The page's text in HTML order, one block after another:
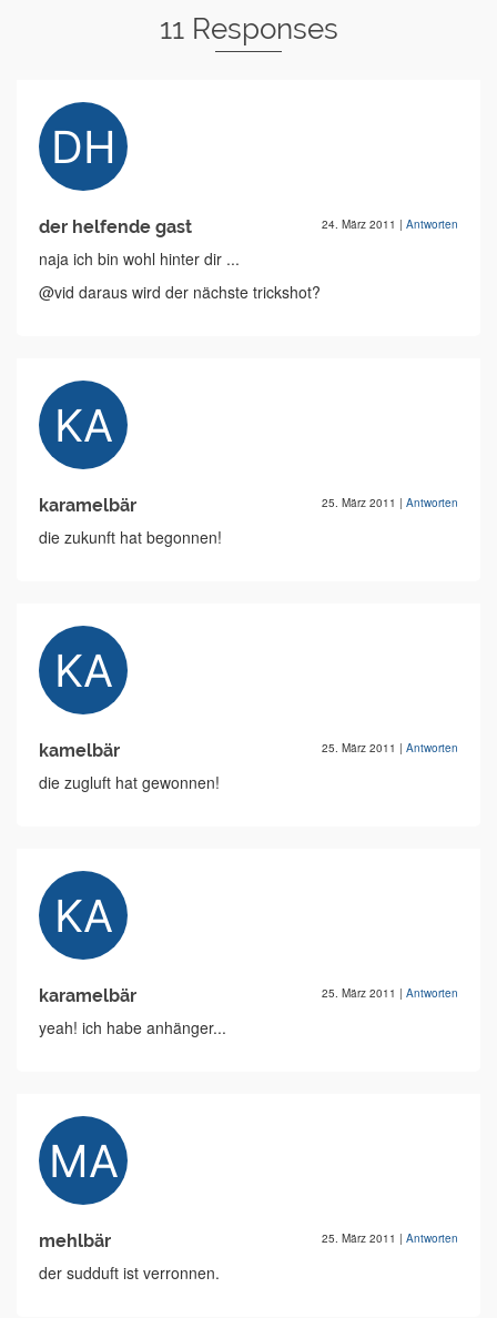
11 Responses
der helfende gast 24. März 2011 | Antworten
naja ich bin wohl hinter dir ...
@vid daraus wird der nächste trickshot?
karamelbär 25. März 2011 | Antworten
die zukunft hat begonnen!
kamelbär 25. März 2011 | Antworten
die zugluft hat gewonnen!
karamelbär 25. März 2011 | Antworten
yeah! ich habe anhänger...
mehlbär 25. März 2011 | Antworten
der sudduft ist verronnen.